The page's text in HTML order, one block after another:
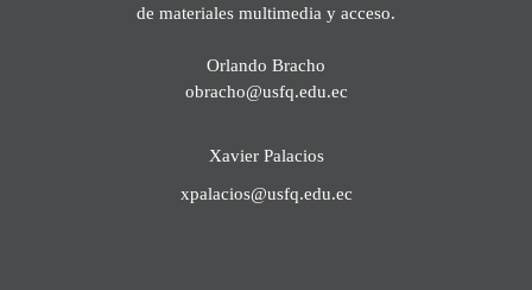
de materiales multimedia y acceso.
Orlando Bracho
obracho@usfq.edu.ec
Xavier Palacios
xpalacios@usfq.edu.ec